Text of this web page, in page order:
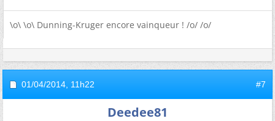
\o\ \o\ Dunning-Kruger encore vainqueur ! /o/ /o/
01/04/2014, 11h22 #7
Deedee81